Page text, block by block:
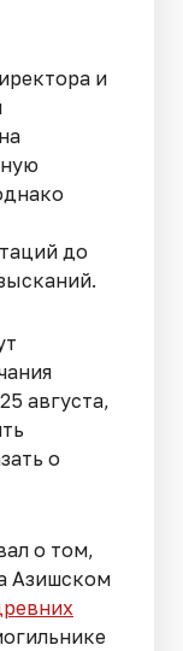
и
до
августа,
о
о том,
Азишском